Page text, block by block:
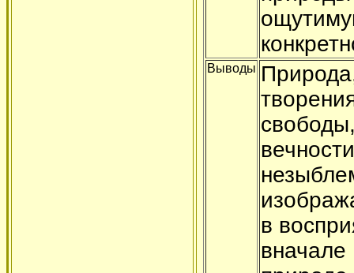
Выводы
в